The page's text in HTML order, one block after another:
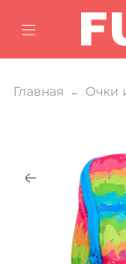
Главная Очки